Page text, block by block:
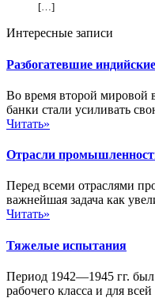
[…]
Интересные записи
Разбогатевшие
Во время второй мировой
банки стали усиливать
Читать»
Отрасли
Перед всеми отраслями
важнейшая задача как
Читать»
Тяжелые испытания
Период 1942—1945 гг.
рабочего класса и для